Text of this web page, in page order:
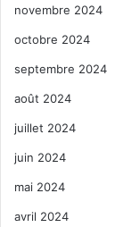
novembre 2024
octobre 2024
septembre 2024
août 2024
juillet 2024
juin 2024
mai 2024
avril 2024